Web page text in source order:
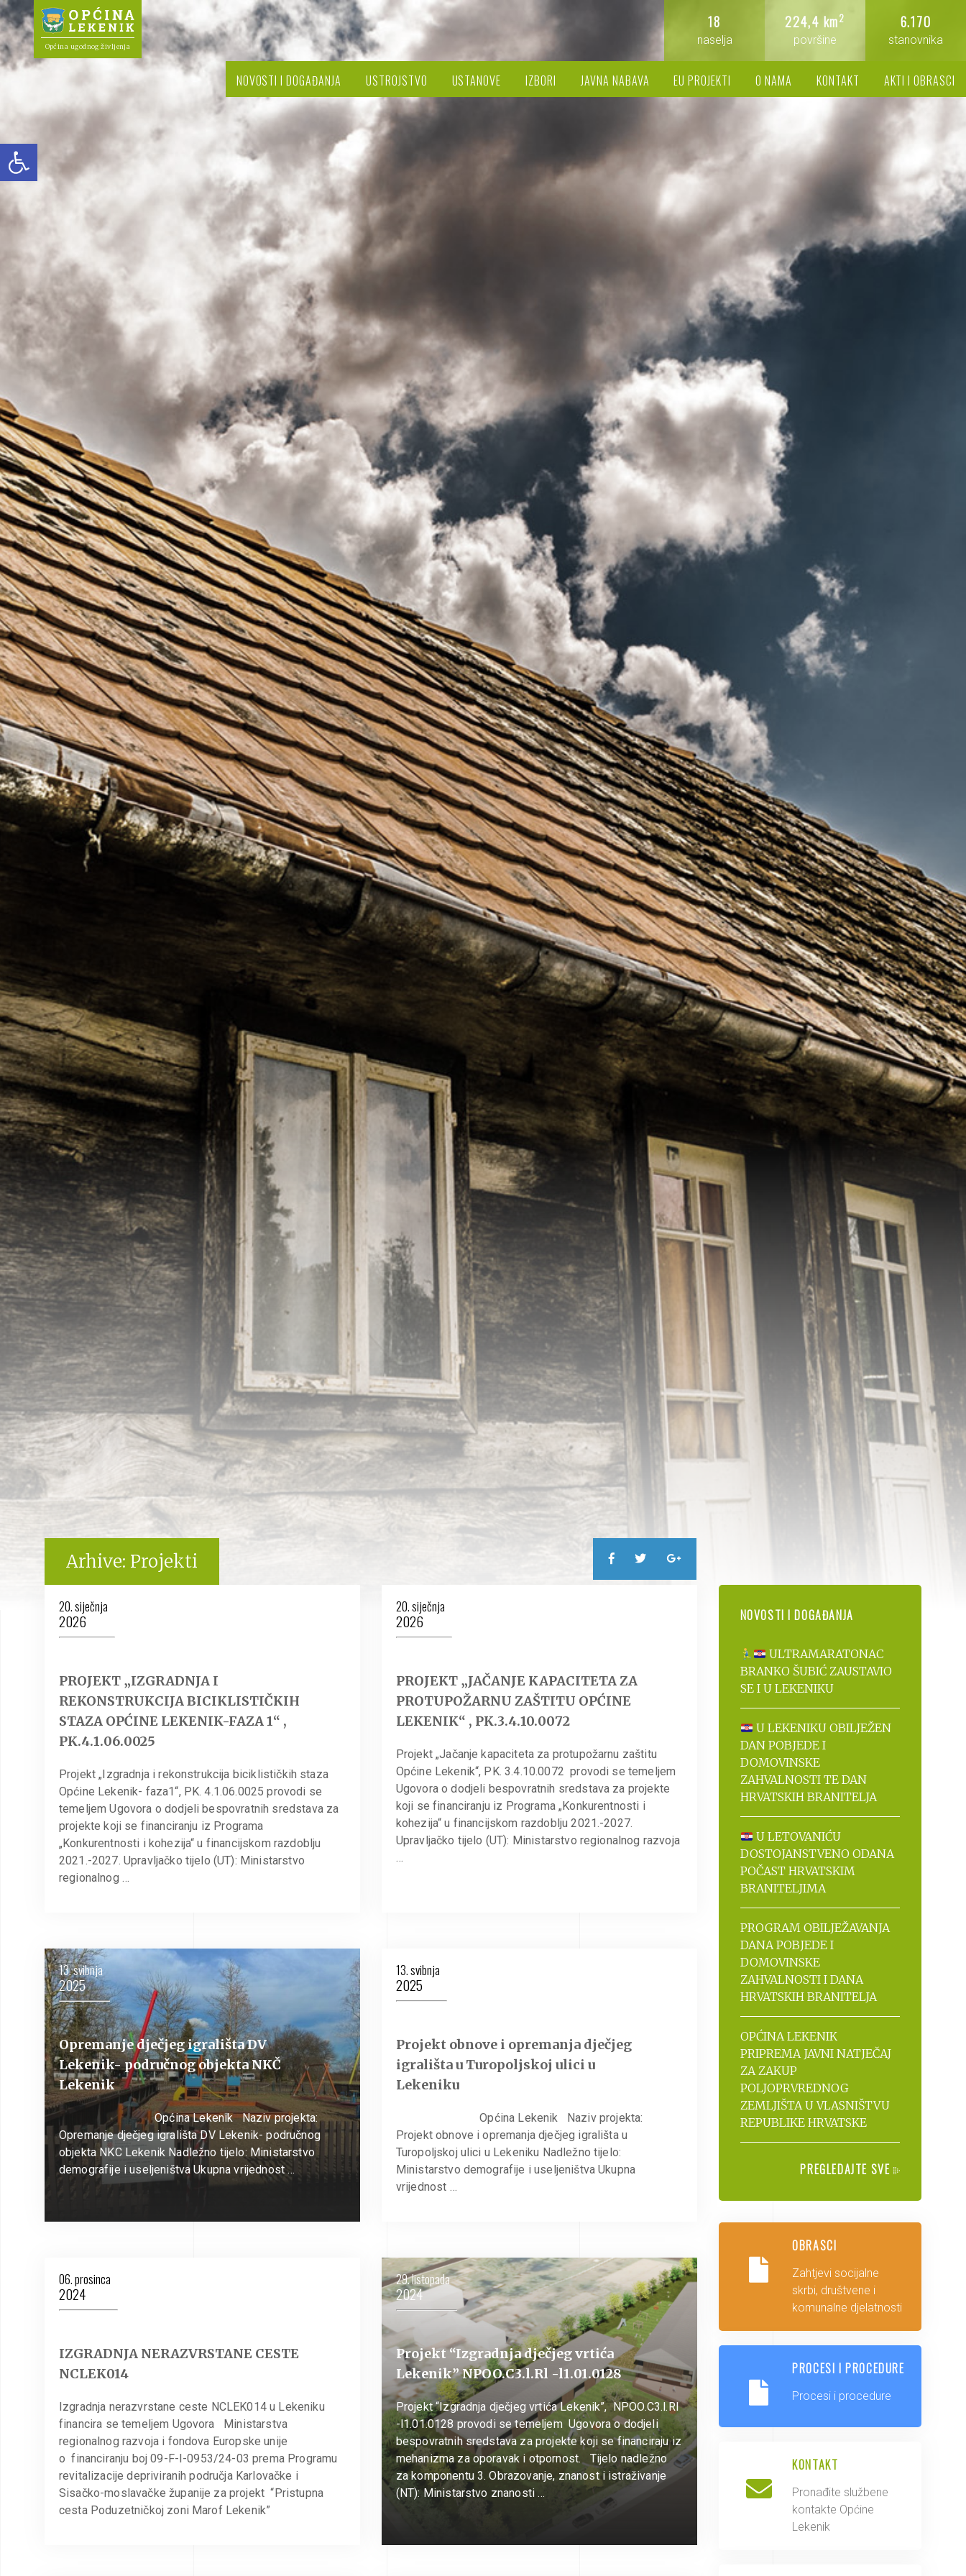
Open toolbar
Općina ugodnog življenja
6.170
stanovnika
224,4 km2
površine
18
naselja
NOVOSTI I DOGAĐANJA USTROJSTVO USTANOVE IZBORI JAVNA NABAVA EU PROJEKTI O NAMA KONTAKT AKTI I OBRASCI
Arhive: Projekti
20. siječnja
2026
PROJEKT „IZGRADNJA I
REKONSTRUKCIJA BICIKLISTIČKIH
STAZA OPĆINE LEKENIK-FAZA 1“ ,
PK.4.1.06.0025
Projekt „Izgradnja i rekonstrukcija biciklističkih staza
Općine Lekenik- faza1“, PK. 4.1.06.0025 provodi se
temeljem Ugovora o dodjeli bespovratnih sredstava za
projekte koji se financiranju iz Programa
„Konkurentnosti i kohezija“ u financijskom razdoblju
2021.-2027. Upravljačko tijelo (UT): Ministarstvo
regionalnog …
20. siječnja
2026
PROJEKT „JAČANJE KAPACITETA ZA
PROTUPOŽARNU ZAŠTITU OPĆINE
LEKENIK“ , PK.3.4.10.0072
Projekt „Jačanje kapaciteta za protupožarnu zaštitu
Općine Lekenik“, PK. 3.4.10.0072 provodi se temeljem
Ugovora o dodjeli bespovratnih sredstava za projekte
koji se financiranju iz Programa „Konkurentnosti i
kohezija“ u financijskom razdoblju 2021.-2027.
Upravljačko tijelo (UT): Ministarstvo regionalnog razvoja
…
13. svibnja
2025
Opremanje dječjeg igrališta DV
Lekenik- područnog objekta NKČ
Lekenik
Općina Lekenik Naziv projekta:
Opremanje dječjeg igrališta DV Lekenik- područnog
objekta NKC Lekenik Nadležno tijelo: Ministarstvo
demografije i useljeništva Ukupna vrijednost …
13. svibnja
2025
Projekt obnove i opremanja dječjeg
igrališta u Turopoljskoj ulici u
Lekeniku
Općina Lekenik Naziv projekta:
Projekt obnove i opremanja dječjeg igrališta u
Turopoljskoj ulici u Lekeniku Nadležno tijelo:
Ministarstvo demografije i useljeništva Ukupna
vrijednost …
06. prosinca
2024
IZGRADNJA NERAZVRSTANE CESTE
NCLEK014
Izgradnja nerazvrstane ceste NCLEK014 u Lekeniku
financira se temeljem Ugovora Ministarstva
regionalnog razvoja i fondova Europske unije
o financiranju boj 09-F-I-0953/24-03 prema Programu
revitalizacije depriviranih područja Karlovačke i
Sisačko-moslavačke županije za projekt “Pristupna
cesta Poduzetničkoj zoni Marof Lekenik”
29. listopada
2024
Projekt “Izgradnja dječjeg vrtića
Lekenik” NPOO.C3.l.Rl -l1.01.0128
Projekt “Izgradnja dječjeg vrtića Lekenik”, NPOO.C3.l.Rl
-l1.01.0128 provodi se temeljem Ugovora o dodjeli
bespovratnih sredstava za projekte koji se financiraju iz
mehanizma za oporavak i otpornost. Tijelo nadležno
za komponentu 3. Obrazovanje, znanost i istraživanje
(NT): Ministarstvo znanosti …
NOVOSTI I DOGAĐANJA
ULTRAMARATONAC
BRANKO ŠUBIĆ ZAUSTAVIO
SE I U LEKENIKU
U LEKENIKU OBILJEŽEN
DAN POBJEDE I
DOMOVINSKE
ZAHVALNOSTI TE DAN
HRVATSKIH BRANITELJA
U LETOVANIĆU
DOSTOJANSTVENO ODANA
POČAST HRVATSKIM
BRANITELJIMA
PROGRAM OBILJEŽAVANJA
DANA POBJEDE I
DOMOVINSKE
ZAHVALNOSTI I DANA
HRVATSKIH BRANITELJA
OPĆINA LEKENIK
PRIPREMA JAVNI NATJEČAJ
ZA ZAKUP
POLJOPRVREDNOG
ZEMLJIŠTA U VLASNIŠTVU
REPUBLIKE HRVATSKE
PREGLEDAJTE SVE
OBRASCI
Zahtjevi socijalne
skrbi, društvene i
komunalne djelatnosti
PROCESI I PROCEDURE
Procesi i procedure
KONTAKT
Pronađite službene
kontakte Općine
Lekenik